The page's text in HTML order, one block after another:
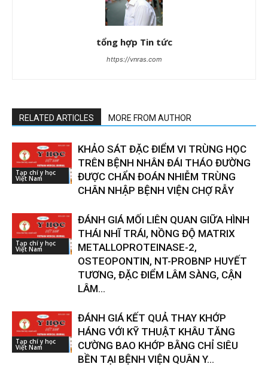
tổng hợp Tin tức
https://vnras.com
RELATED ARTICLES MORE FROM AUTHOR
Tạp chí y học
Việt Nam
KHẢO SÁT ĐẶC ĐIỂM VI TRÙNG HỌC
TRÊN BỆNH NHÂN ĐÁI THÁO ĐƯỜNG
ĐƯỢC CHẨN ĐOÁN NHIỄM TRÙNG
CHÂN NHẬP BỆNH VIỆN CHỢ RẪY
Tạp chí y học
Việt Nam
ĐÁNH GIÁ MỐI LIÊN QUAN GIỮA HÌNH
THÁI NHĨ TRÁI, NỒNG ĐỘ MATRIX
METALLOPROTEINASE-2,
OSTEOPONTIN, NT-PROBNP HUYẾT
TƯƠNG, ĐẶC ĐIỂM LÂM SÀNG, CẬN
LÂM...
Tạp chí y học
Việt Nam
ĐÁNH GIÁ KẾT QUẢ THAY KHỚP
HÁNG VỚI KỸ THUẬT KHÂU TĂNG
CƯỜNG BAO KHỚP BẰNG CHỈ SIÊU
BỀN TẠI BỆNH VIỆN QUÂN Y...